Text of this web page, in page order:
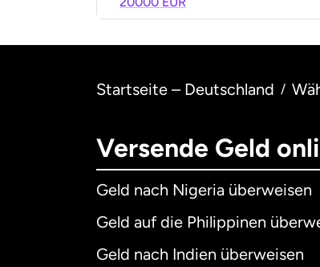
Startseite – Deutschland /
Versende Geld
Geld nach Nigeria überweisen
Geld auf die Philippinen
Geld nach Indien überweisen